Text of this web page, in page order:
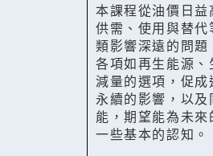
本課程從油價日
供需、使用與替
類影響深遠的問題
各項如再生能源
減量的選項，促
永續的影響，以
能，期望能為未
一些基本的認知。